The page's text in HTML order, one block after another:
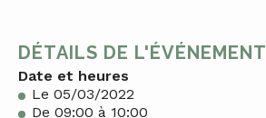
DÉTAILS DE L'ÉVÉNEMENT
Date et heures
Le 05/03/2022
De 09:00 à 10:00